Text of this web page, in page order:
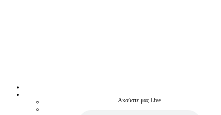
Ακούστε μας Live